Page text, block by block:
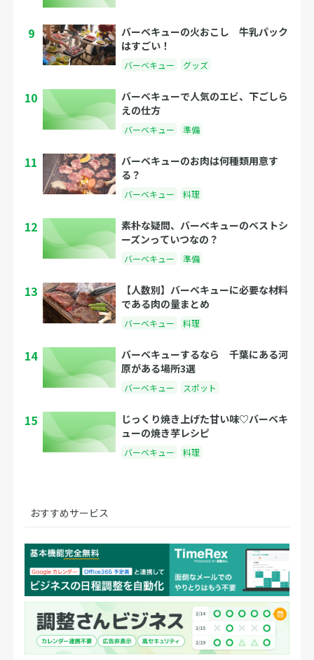
9
バーベキューの火おこし 牛乳パック
はすごい！
バーベキュー グッズ
10
バーベキューで人気のエビ、下ごしら
えの仕方
バーベキュー 準備
11
バーベキューのお肉は何種類用意す
る？
バーベキュー 料理
12
素朴な疑問、バーベキューのベストシ
ーズンっていつなの？
バーベキュー 準備
13
【人数別】バーベキューに必要な材料
である肉の量まとめ
バーベキュー 料理
14
バーベキューするなら 千葉にある河
原がある場所3選
バーベキュー スポット
15
じっくり焼き上げた甘い味♡バーベキ
ューの焼き芋レシピ
バーベキュー 料理
おすすめサービス